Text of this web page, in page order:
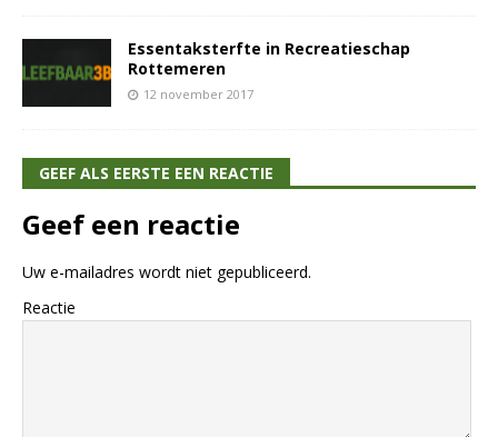
Essentaksterfte in Recreatieschap
Rottemeren
12 november 2017
GEEF ALS EERSTE EEN REACTIE
Geef een reactie
Uw e-mailadres wordt niet gepubliceerd.
Reactie